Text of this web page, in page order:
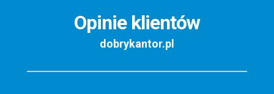
Opinie klientów
dobrykantor.pl